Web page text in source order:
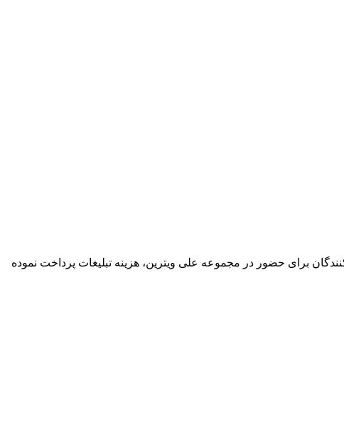
برای حضور در مجموعه علی ویترین، هزینه تبلیغات پرداخت نموده